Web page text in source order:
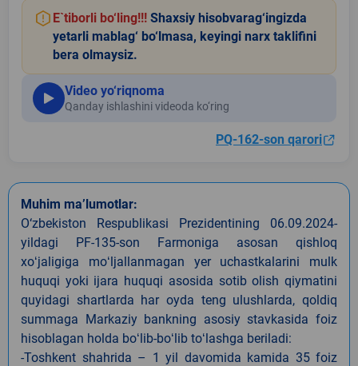
E`tiborli bo‘ling!!! Shaxsiy hisobvarag‘ingizda
yetarli mablag‘ bo‘lmasa, keyingi narx taklifini
bera olmaysiz.
Video yo‘riqnoma
Qanday ishlashini videoda ko‘ring
PQ-162-son qarori
Muhim ma’lumotlar:
O‘zbekiston Respublikasi Prezidentining 06.09.2024-
yildagi PF-135-son Farmoniga asosan qishloq
xoʻjaligiga moʻljallanmagan yer uchastkalarini mulk
huquqi yoki ijara huquqi asosida sotib olish qiymatini
quyidagi shartlarda har oyda teng ulushlarda, qoldiq
summaga Markaziy bankning asosiy stavkasida foiz
hisoblagan holda boʻlib-boʻlib toʻlashga beriladi:
-Toshkent shahrida – 1 yil davomida kamida 35 foiz